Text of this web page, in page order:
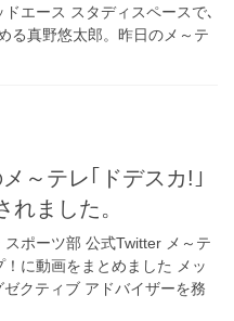
エース スタディスペースで､
る真野悠太郎。昨日のメ～テ
～テレ｢ドデスカ!｣
れました。
ポーツ部 公式Twitter メ～テ
に動画をまとめました メッ
クティブ アドバイザーを務